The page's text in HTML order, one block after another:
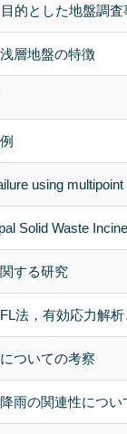
的とした地盤調査
層地盤の特徴
using
Solid Waste
する研究
法，有効応力解
ついての考察
雨の関連性につい